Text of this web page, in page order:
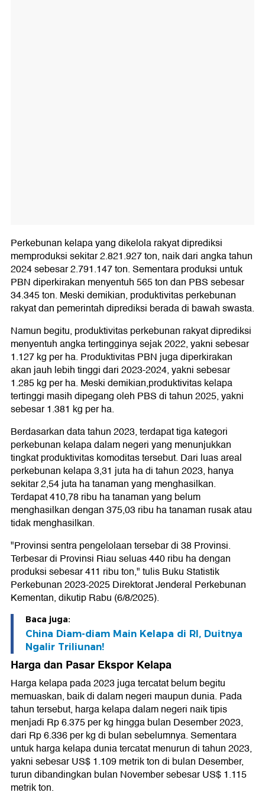
Perkebunan kelapa yang dikelola rakyat diprediksi
memproduksi sekitar 2.821.927 ton, naik dari angka tahun
2024 sebesar 2.791.147 ton. Sementara produksi untuk
PBN diperkirakan menyentuh 565 ton dan PBS sebesar
34.345 ton. Meski demikian, produktivitas perkebunan
rakyat dan pemerintah diprediksi berada di bawah swasta.
Namun begitu, produktivitas perkebunan rakyat diprediksi
menyentuh angka tertingginya sejak 2022, yakni sebesar
1.127 kg per ha. Produktivitas PBN juga diperkirakan
akan jauh lebih tinggi dari 2023-2024, yakni sebesar
1.285 kg per ha. Meski demikian,produktivitas kelapa
tertinggi masih dipegang oleh PBS di tahun 2025, yakni
sebesar 1.381 kg per ha.
Berdasarkan data tahun 2023, terdapat tiga kategori
perkebunan kelapa dalam negeri yang menunjukkan
tingkat produktivitas komoditas tersebut. Dari luas areal
perkebunan kelapa 3,31 juta ha di tahun 2023, hanya
sekitar 2,54 juta ha tanaman yang menghasilkan.
Terdapat 410,78 ribu ha tanaman yang belum
menghasilkan dengan 375,03 ribu ha tanaman rusak atau
tidak menghasilkan.
"Provinsi sentra pengelolaan tersebar di 38 Provinsi.
Terbesar di Provinsi Riau seluas 440 ribu ha dengan
produksi sebesar 411 ribu ton," tulis Buku Statistik
Perkebunan 2023-2025 Direktorat Jenderal Perkebunan
Kementan, dikutip Rabu (6/8/2025).
Baca juga:
China Diam-diam Main Kelapa di RI, Duitnya
Ngalir Triliunan!
Harga dan Pasar Ekspor Kelapa
Harga kelapa pada 2023 juga tercatat belum begitu
memuaskan, baik di dalam negeri maupun dunia. Pada
tahun tersebut, harga kelapa dalam negeri naik tipis
menjadi Rp 6.375 per kg hingga bulan Desember 2023,
dari Rp 6.336 per kg di bulan sebelumnya. Sementara
untuk harga kelapa dunia tercatat menurun di tahun 2023,
yakni sebesar US$ 1.109 metrik ton di bulan Desember,
turun dibandingkan bulan November sebesar US$ 1.115
metrik ton.